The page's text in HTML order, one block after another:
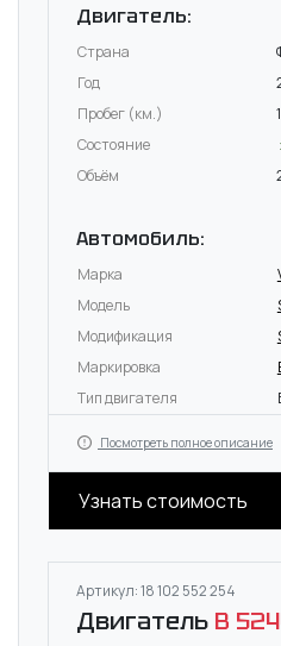
Двигатель:
Страна
Год
Пробег (км.)
Состояние
Объём
Автомобиль:
Марка
Модель
Модификация
Маркировка
Тип двигателя
Посмотреть полное описание
Узнать стоимость
Артикул: 18 102 552 254
Двигатель B